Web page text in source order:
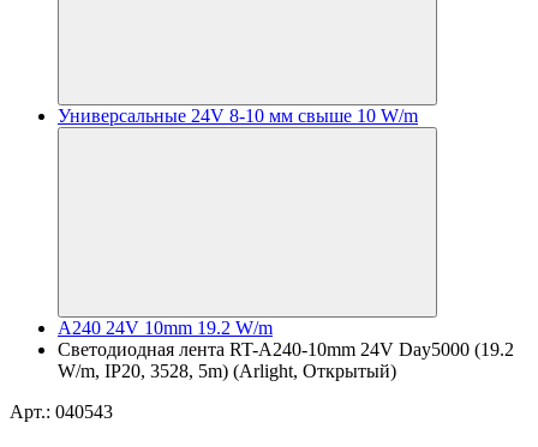
Универсальные 24V 8-10 мм свыше 10 W/m
A240 24V 10mm 19.2 W/m
Светодиодная лента RT-A240-10mm 24V Day5000 (19.2
W/m, IP20, 3528, 5m) (Arlight, Открытый)
Арт.: 040543